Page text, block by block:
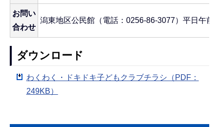
お問い
合わせ
潟東地区公民館（電話：0256-86-3077）平日午前
ダウンロード
わくわく・ドキドキ子どもクラブチラシ（PDF：
249KB）